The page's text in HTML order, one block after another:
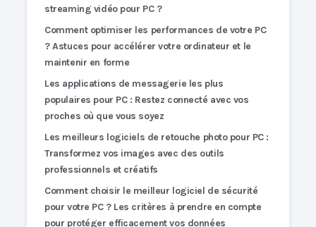
streaming vidéo pour PC ?
Comment optimiser les performances de votre PC
? Astuces pour accélérer votre ordinateur et le
maintenir en forme
Les applications de messagerie les plus
populaires pour PC : Restez connecté avec vos
proches où que vous soyez
Les meilleurs logiciels de retouche photo pour PC :
Transformez vos images avec des outils
professionnels et créatifs
Comment choisir le meilleur logiciel de sécurité
pour votre PC ? Les critères à prendre en compte
pour protéger efficacement vos données